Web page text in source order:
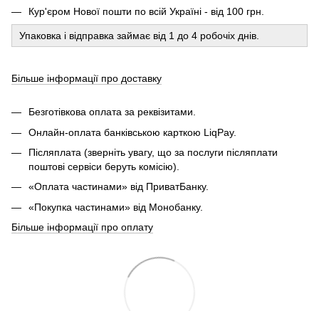
Кур'єром Нової пошти по всій Україні - від 100 грн.
Упаковка і відправка займає від 1 до 4 робочіх днів.
Більше інформації про доставку
Безготівкова оплата за реквізитами.
Онлайн-оплата банківською карткою LiqPay.
Післяплата (зверніть увагу, що за послуги післяплати
поштові сервіси беруть комісію).
«Оплата частинами» від ПриватБанку.
«Покупка частинами» від Монобанку.
Більше інформації про оплату